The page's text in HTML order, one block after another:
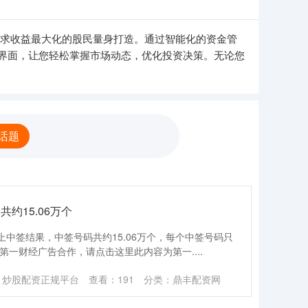
收益最大化的股民量身打造。通过智能化的资金管
，让您轻松掌握市场动态，优化投资决策。无论您
题
约15.06万个
签结果，中签号码共约15.06万个，每个中签号码只
一财经广告合作，请点击这里此内容为第一....
股配资正规平台 查看： 191 分类： 鼎丰配资网